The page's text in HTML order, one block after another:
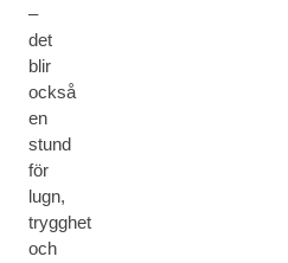
–
det
blir
också
en
stund
för
lugn,
trygghet
och